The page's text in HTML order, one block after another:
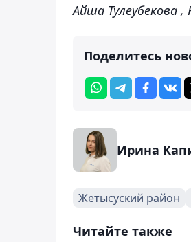
Айша Тулеубекова
Поделитесь
Ирина
Жетысуский район
Читайте также